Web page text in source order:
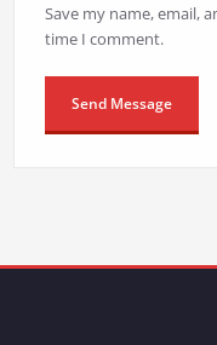
Save my name, email,
time I comment.